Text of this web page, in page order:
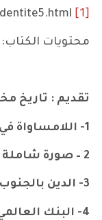
[1]
محتويات الكتاب:
تقديم : تاريخ
1- اللامساواة في العالم
2 – صورة شاملة عن دين الجنوب
3- الدين بالجنوب
4- البنك العالمي وصندوق النقد الدولي